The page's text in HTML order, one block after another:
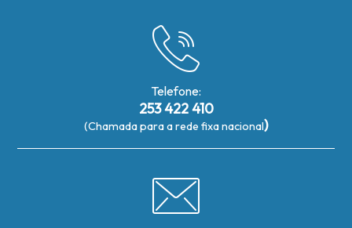
Telefone:
253 422 410
(Chamada para a rede fixa nacional)